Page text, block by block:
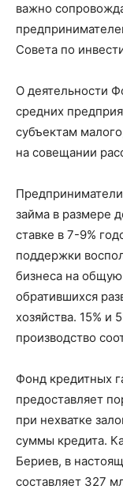
важно
Совета по
О деятельности
средних
субъектам
на совещании
займа в размере
ставке в 7-9%
поддержки
бизнеса на
обратившихся
хозяйства. 15% и
производство
Фонд кредитных
предоставляет
при нехватке
суммы кредита.
Бериев, в
составляет 327